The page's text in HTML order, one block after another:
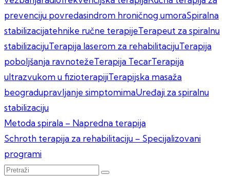
prevenciju povredasindrom hroničnog umoraSpiralna
stabilizacijatehnike ručne terapijeTerapeut za spiralnu
stabilizacijuTerapija laserom za rehabilitacijuTerapija
poboljšanja ravnotežeTerapija TecarTerapija
ultrazvukom u fizioterapijiTerapijska masaža
beogradupravljanje simptomimaUređaji za spiralnu
stabilizaciju
Kretanje
članka
Metoda spirala – Napredna terapija
Schroth terapija za rehabilitaciju – Specijalizovani
programi
Pretraži